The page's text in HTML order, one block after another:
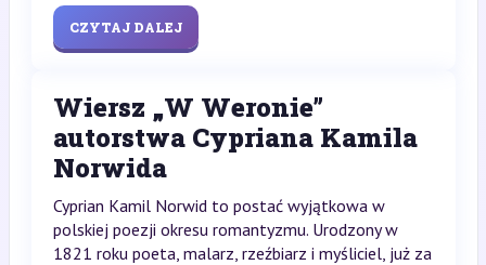
CZYTAJ DALEJ
Wiersz „W Weronie”
autorstwa Cypriana Kamila
Norwida
Cyprian Kamil Norwid to postać wyjątkowa w
polskiej poezji okresu romantyzmu. Urodzony w
1821 roku poeta, malarz, rzeźbiarz i myśliciel, już za